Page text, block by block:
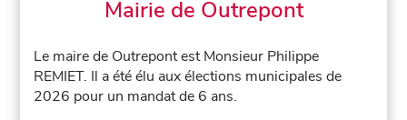
Mairie de Outrepont
Le maire de Outrepont est Monsieur Philippe
REMIET. Il a été élu aux élections municipales de
2026 pour un mandat de 6 ans.